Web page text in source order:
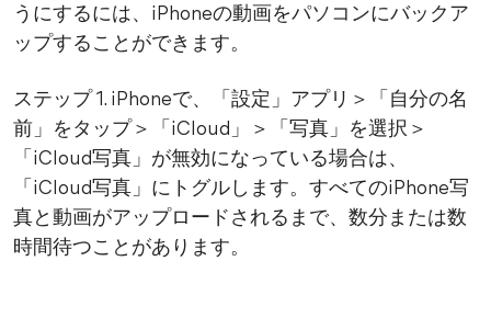
うにするには、iPhoneの動画をパソコンにバックア
ップすることができます。
ステップ 1. iPhoneで、「設定」アプリ＞「自分の名
前」をタップ＞「iCloud」＞「写真」を選択＞
「iCloud写真」が無効になっている場合は、
「iCloud写真」にトグルします。すべてのiPhone写
真と動画がアップロードされるまで、数分または数
時間待つことがあります。